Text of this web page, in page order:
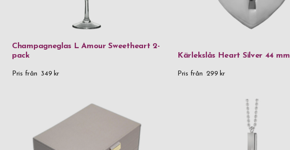
Champagneglas L Amour Sweetheart 2-
pack
Pris från 349 kr
Kärlekslås Heart Silver 44 mm
Pris från 299 kr